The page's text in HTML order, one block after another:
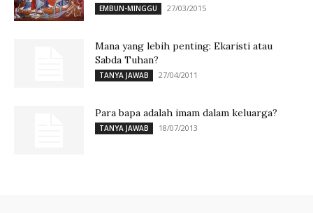
EMBUN-MINGGU 27/03/2015
Mana yang lebih penting: Ekaristi atau
Sabda Tuhan?
TANYA JAWAB 27/04/2011
Para bapa adalah imam dalam keluarga?
TANYA JAWAB 18/07/2013